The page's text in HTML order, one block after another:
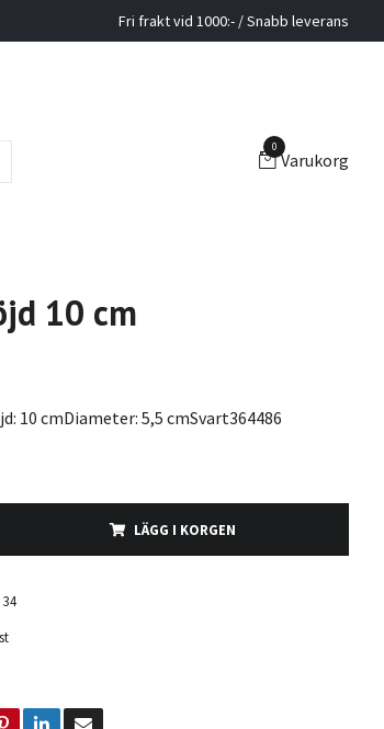
Fri frakt vid 1000:- / Snabb leverans
0
Varukorg
10 cm
10 cmDiameter: 5,5 cmSvart364486
LÄGG I KORGEN
34